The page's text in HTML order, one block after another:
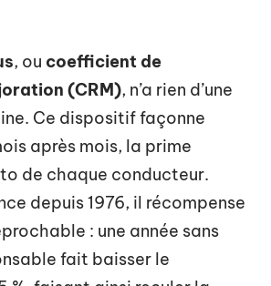
, ou coefficient de
(CRM), n’a rien d’une
Ce dispositif façonne
après mois, la prime
de chaque conducteur.
depuis 1976, il récompense
: une année sans
fait baisser le